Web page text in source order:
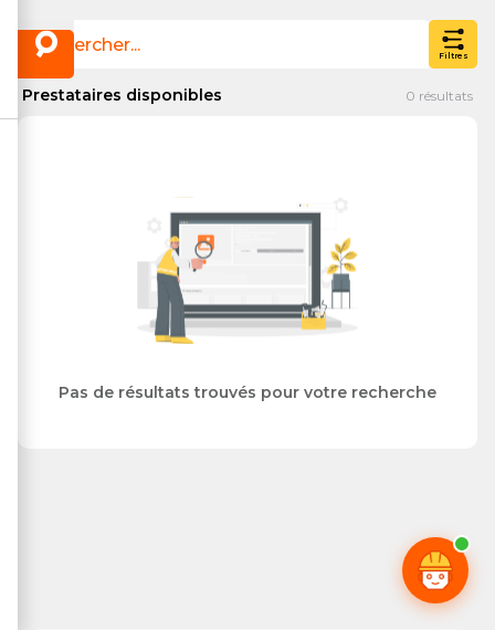
Filtres
Prestataires disponibles 0 résultats
Pas de résultats trouvés pour votre recherche